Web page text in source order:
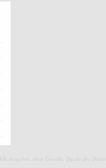
Alle Angaben ohne Gewähr. Quelle der